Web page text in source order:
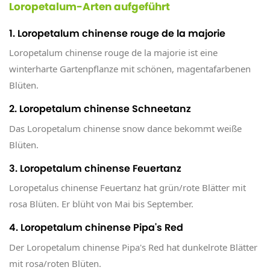
Loropetalum-Arten aufgeführt
1. Loropetalum chinense rouge de la majorie
Loropetalum chinense rouge de la majorie ist eine
winterharte Gartenpflanze mit schönen, magentafarbenen
Blüten.
2. Loropetalum chinense Schneetanz
Das Loropetalum chinense snow dance bekommt weiße
Blüten.
3. Loropetalum chinense Feuertanz
Loropetalus chinense Feuertanz hat grün/rote Blätter mit
rosa Blüten. Er blüht von Mai bis September.
4. Loropetalum chinense Pipa's Red
Der Loropetalum chinense Pipa's Red hat dunkelrote Blätter
mit rosa/roten Blüten.